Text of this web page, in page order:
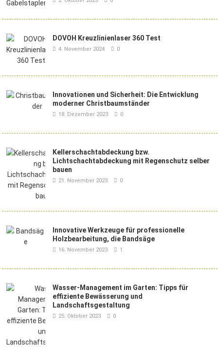
DOVOH Kreuzlinienlaser 360 Test
4. November 2024 0
Innovationen und Sicherheit: Die Entwicklung
moderner Christbaumständer
18. Dezember 2023 0
Kellerschachtabdeckung bzw.
Lichtschachtabdeckung mit Regenschutz selber
bauen
21. November 2023 0
Innovative Werkzeuge für professionelle
Holzbearbeitung, die Bandsäge
16. November 2023 1
Wasser-Management im Garten: Tipps für
effiziente Bewässerung und
Landschaftsgestaltung
25. Oktober 2023 0